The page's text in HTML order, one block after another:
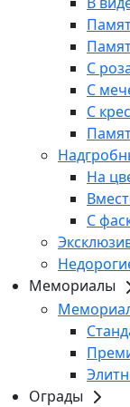
С
С
С
На
С
Мемориалы
Ограды